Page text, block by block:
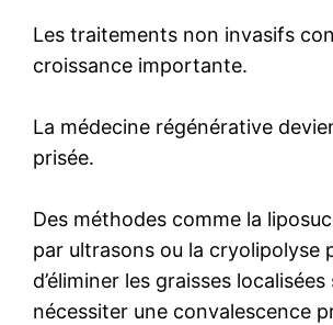
Les traitements non invasifs
croissance importante.
La médecine régénérative
prisée.
Des méthodes comme la
par ultrasons ou la cryolipolyse
d’éliminer les graisses localisées
nécessiter une convalescence